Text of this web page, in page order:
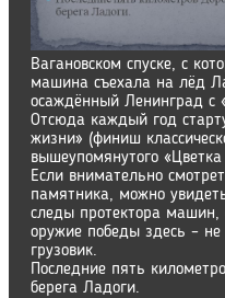
Вагановском спуске, с
машина съехала на лёд
осаждённый Ленинград с
Отсюда каждый год
жизни» (финиш
вышеупомянутого
Если внимательно
памятника, можно
следы протектора машин,
оружие победы здесь –
грузовик.
Последние пять
берега Ладоги.